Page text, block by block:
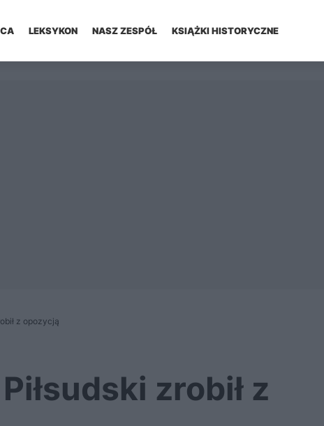
LEKSYKON NASZ ZESPÓŁ KSIĄŻKI HISTORYCZNE
z opozycją
zrobił z